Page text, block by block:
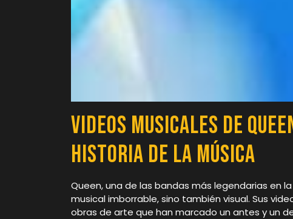
Videos Musicales de
Historia de la Música
Queen, una de las bandas más legendarias en
musical imborrable, sino también visual. Sus
obras de arte que han marcado un antes y un